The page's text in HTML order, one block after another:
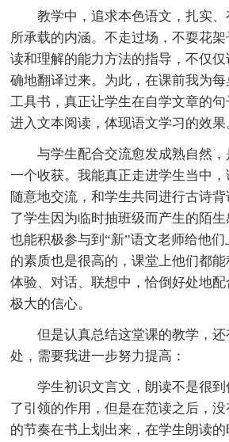
教学中，追求本色语文，扎实
所承载的内涵。不走过场，不耍花
读和理解的能力方法的指导，不仅
确地翻译过来。为此，在课前我为
工具书，真正让学生在自学文章的句
进入文本阅读，体现语文学习的效果
与学生配合交流愈发成熟自然
一个收获。我能真正走进学生当中，
随意地交流，和学生共同进行古诗
了学生因为临时抽班级而产生的陌
也能积极参与到“新”语文老师给他
的素质也是很高的，课堂上他们都能
体验、对话、联想中，恰倒好处地
极大的信心。
但是认真总结这堂课的教学，
处，需要我进一步努力提高：
学生初识文言文，朗读不是很到
了引领的作用，但是在范读之后，
的节奏在书上划出来，在学生朗读